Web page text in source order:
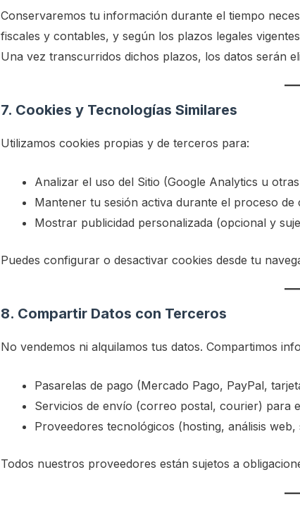
Conservaremos tu información durante el tiempo
fiscales y contables, y según los plazos legales
Una vez transcurridos dichos plazos, los datos serán
7. Cookies y Tecnologías Similares
Utilizamos cookies propias y de terceros para:
Analizar el uso del Sitio (Google Analytics u
Mantener tu sesión activa durante el proceso de
Mostrar publicidad personalizada (opcional y
Puedes configurar o desactivar cookies desde tu
8. Compartir Datos con Terceros
No vendemos ni alquilamos tus datos. Compartimos
Pasarelas de pago (Mercado Pago, PayPal,
Servicios de envío (correo postal, courier) para
Proveedores tecnológicos (hosting, análisis
Todos nuestros proveedores están sujetos a